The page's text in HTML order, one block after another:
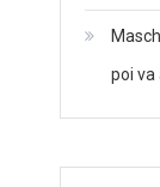
poi va